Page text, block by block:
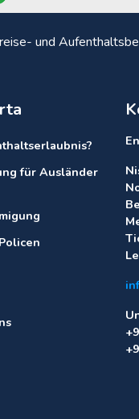
und
für Ausländer